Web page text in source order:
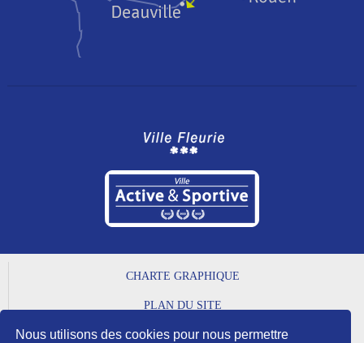
Nous utilisons des cookies pour nous permettre
CHARTE GRAPHIQUE
PLAN DU SITE
MENTIONS LÉGALES